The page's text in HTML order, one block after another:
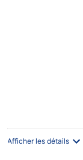
Afficher les détails